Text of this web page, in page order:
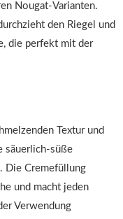
Nougat-Varianten.
den Riegel und
die perfekt mit der
Textur und
säuerlich-süße
Die Cremefüllung
und macht jeden
Verwendung